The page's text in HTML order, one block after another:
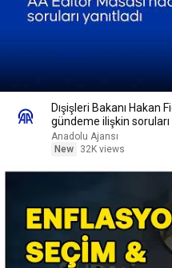
Dışişleri Bakanı Hakan
gündeme ilişkin soruları
Anadolu Ajansı
New
32K views